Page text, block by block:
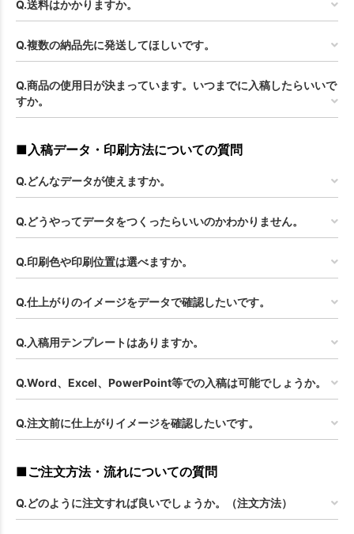
Q.送料はかかりますか。
Q.複数の納品先に発送してほしいです。
Q.商品の使用日が決まっています。いつまでに入稿したらいいで
すか。
■入稿データ・印刷方法についての質問
Q.どんなデータが使えますか。
Q.どうやってデータをつくったらいいのかわかりません。
Q.印刷色や印刷位置は選べますか。
Q.仕上がりのイメージをデータで確認したいです。
Q.入稿用テンプレートはありますか。
Q.Word、Excel、PowerPoint等での入稿は可能でしょうか。
Q.注文前に仕上がりイメージを確認したいです。
■ご注文方法・流れについての質問
Q.どのように注文すれば良いでしょうか。（注文方法）